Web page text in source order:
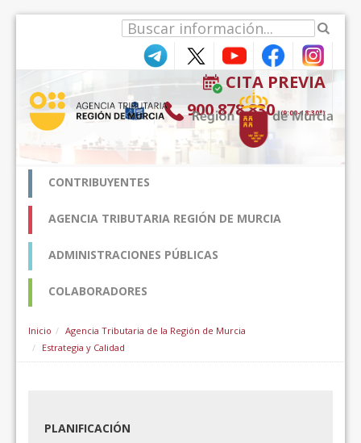
CITA PREVIA
900 878 830 (9:00-18:30*)
CONTRIBUYENTES
AGENCIA TRIBUTARIA REGIÓN DE MURCIA
ADMINISTRACIONES PÚBLICAS
COLABORADORES
Inicio
Agencia Tributaria de la Región de Murcia
Estrategia y Calidad
PLANIFICACIÓN